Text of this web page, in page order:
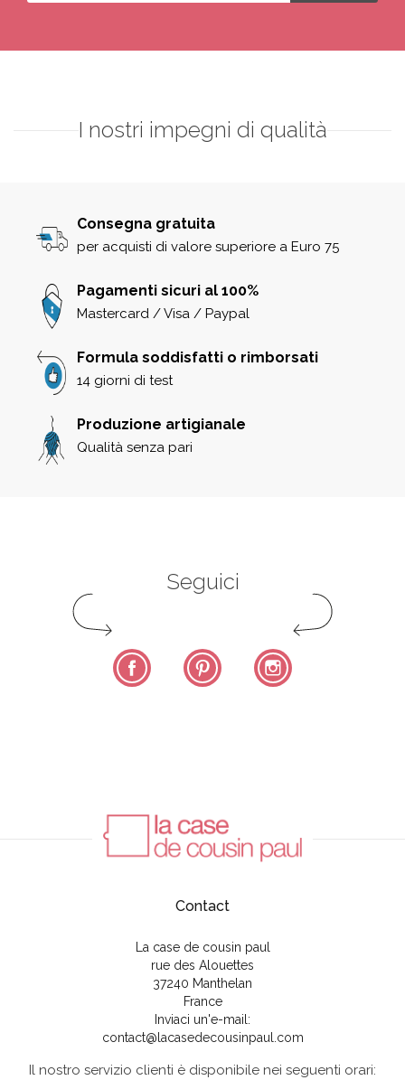
I nostri impegni di qualità
Consegna gratuita
per acquisti di valore superiore a Euro 75
Pagamenti sicuri al 100%
Mastercard / Visa / Paypal
Formula soddisfatti o rimborsati
14 giorni di test
Produzione artigianale
Qualità senza pari
Seguici
Facebook Pinterest
Contact
La case de cousin paul
rue des Alouettes
37240 Manthelan
France
Inviaci un'e-mail:
contact@lacasedecousinpaul.com
Il nostro servizio clienti è disponibile nei seguenti orari: